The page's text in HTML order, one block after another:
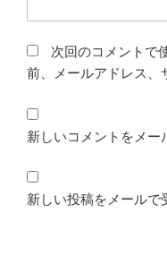
次回のコメントで
前、メールアドレス、
新しいコメントをメー
新しい投稿をメールで